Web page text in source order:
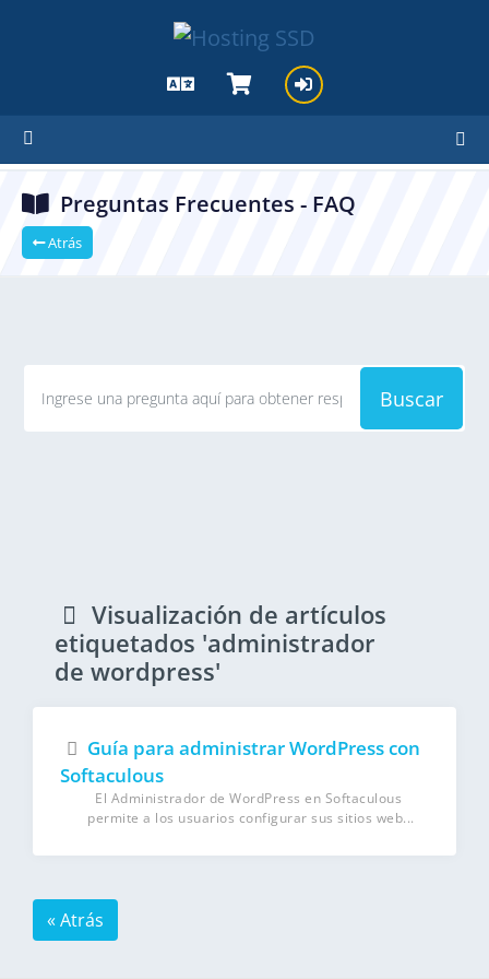
Preguntas Frecuentes - FAQ
Atrás
Buscar
Visualización de artículos
etiquetados 'administrador
de wordpress'
Guía para administrar WordPress con
Softaculous
El Administrador de WordPress en Softaculous
permite a los usuarios configurar sus sitios web...
« Atrás